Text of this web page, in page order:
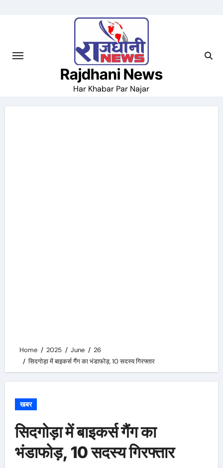
Rajdhani News
Har Khabar Par Najar
Home 2025 June
26
सिदगोड़ा में बाइकर्स गैंग का भंडाफोड़, 10 सदस्य गिरफ्तार
खबर
सिदगोड़ा में बाइकर्स गैंग का
भंडाफोड़, 10 सदस्य गिरफ्तार